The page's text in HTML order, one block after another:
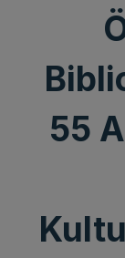
55